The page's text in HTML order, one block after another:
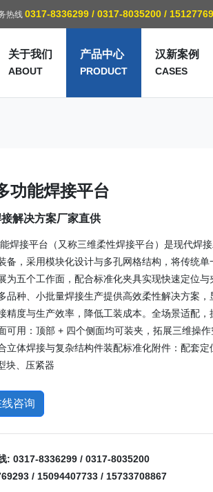
热线 0317-8336299 / 0317-8035200 /
关于我们
ABOUT
产品中心
PRODUCT
汉新案例
CASES
功能焊接平台
解决方案厂家直供
焊接平台（又称三维柔性焊接平台）是现代焊
备，采用模块化设计与多孔网格结构，将传统单
为五个工作面，配合标准化夹具实现快速定位与
品种、小批量焊接生产提供高效柔性解决方案，
精度与生产效率，降低工装成本。全场景适配，
可用：顶部 + 四个侧面均可装夹，拓展三维操作
立体焊接与复杂结构件装配标准化附件：配套定
块、压紧器
咨询
: 0317-8336299 / 0317-8035200
/ 15094407733 / 15733708867